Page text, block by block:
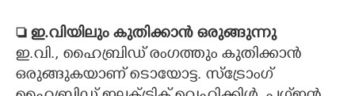
 ഇ.വിയിലും കുതിക്കാൻ ഒരുങ്ങുന്നു
ഇ.വി., ഹൈബ്രിഡ് രംഗത്തും കുതിക്കാൻ
ഒരുങ്ങുകയാണ് ടൊയോട്ട. സ്ട്രോംഗ്